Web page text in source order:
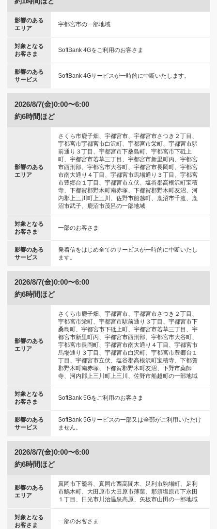
影響のある
エリア
宇都宮市の一部地域
対象となる
お客さま
SoftBank 4Gをご利用のお客さま
影響のある
サービス
SoftBank 4Gサービスが一時的に中断いたします。
2026/8/7(金)0:00〜6:00
約6時間ほど
影響のある
エリア
さくら市鹿子畑、宇都宮市、宇都宮市さつき２丁目、
宇都宮市宇都宮市白沢町、宇都宮市栄町、宇都宮市駅
前通り３丁目、宇都宮市下桑島町、宇都宮市下砥上
町、宇都宮市若草三丁目、宇都宮市新里町丙、宇都宮
市西刑部、宇都宮市大谷町、宇都宮市長岡町、宇都宮
市南大通り４丁目、宇都宮市馬場通り３丁目、宇都宮
市豊郷台１丁目、宇都宮市立伏、塩谷郡高根沢町宝積
寺、下都賀郡野木町南赤塚、下都賀郡野木町友沼、河
内郡上三川町上三川、佐野市船越町、鹿沼市千渡、鹿
沼市武子、鹿沼市茂呂の一部地域
対象となる
お客さま
一部のお客さま
影響のある
サービス
発着信をはじめ全てのサービスが一時的に中断いたし
ます。
2026/8/7(金)0:00〜6:00
約6時間ほど
影響のある
エリア
さくら市鹿子畑、宇都宮市、宇都宮市さつき２丁目、
宇都宮市栄町、宇都宮市駅前通り３丁目、宇都宮市下
桑島町、宇都宮市下砥上町、宇都宮市若草三丁目、宇
都宮市新里町丙、宇都宮市西刑部、宇都宮市大谷町、
宇都宮市長岡町、宇都宮市南大通り４丁目、宇都宮市
馬場通り３丁目、宇都宮市白沢町、宇都宮市豊郷台１
丁目、宇都宮市立伏、塩谷郡高根沢町宝積寺、下都賀
郡野木町南赤塚、下都賀郡野木町友沼、下野市薬師
寺、河内郡上三川町上三川、佐野市船越町の一部地域
対象となる
お客さま
SoftBank 5Gをご利用のお客さま
影響のある
サービス
SoftBank 5Gサービスの一部又は全部がご利用いただけ
ません。
2026/8/7(金)0:00〜6:00
約6時間ほど
影響のある
エリア
真岡市下籠谷、真岡市西高間木、足利市駒場町、足利
市鵤木町、大田原市大田原市薄葉、那須塩原市下永田
１丁目、日光市川治温泉高原、矢板市山田の一部地域
対象となる
お客さま
一部のお客さま